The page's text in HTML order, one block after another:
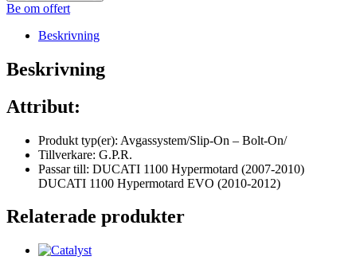
Be om offert
Beskrivning
Beskrivning
Attribut:
Produkt typ(er): Avgassystem/Slip-On – Bolt-On/
Tillverkare: G.P.R.
Passar till: DUCATI 1100 Hypermotard (2007-2010)
DUCATI 1100 Hypermotard EVO (2010-2012)
Relaterade produkter